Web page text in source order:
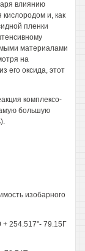
влиянию
и, как
пленки
материалами
на
его оксида, этот
комплексо-
большую
изобарного
254.517"- 79.15Г